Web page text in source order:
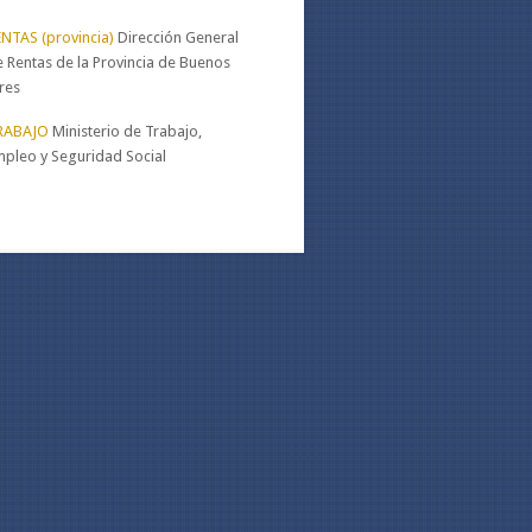
(provincia) Dirección General
Rentas de la Provincia de Buenos
Ministerio de Trabajo,
y Seguridad Social